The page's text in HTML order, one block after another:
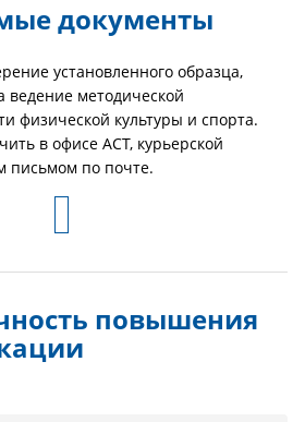
документы
установленного образца,
ведение методической
физической культуры и спорта.
в офисе АСТ, курьерской
письмом по почте.
повышения